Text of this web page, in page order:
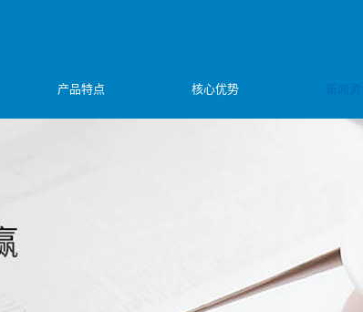
产品特点 核心优势 新闻